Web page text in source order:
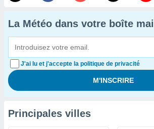
La Météo dans votre boîte mail
J'ai lu et j'accepte la politique de privacité
Principales villes